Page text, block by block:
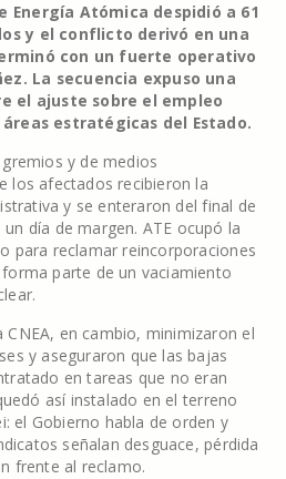
Energía Atómica despidió a 61
y el conflicto derivó en una
con un fuerte operativo
La secuencia expuso una
el ajuste sobre el empleo
estratégicas del Estado.
y de medios
los afectados recibieron la
y se enteraron del final de
día de margen. ATE ocupó la
para reclamar reincorporaciones
parte de un vaciamiento
en cambio, minimizaron el
y aseguraron que las bajas
en tareas que no eran
así instalado en el terreno
el Gobierno habla de orden y
señalan desguace, pérdida
frente al reclamo.